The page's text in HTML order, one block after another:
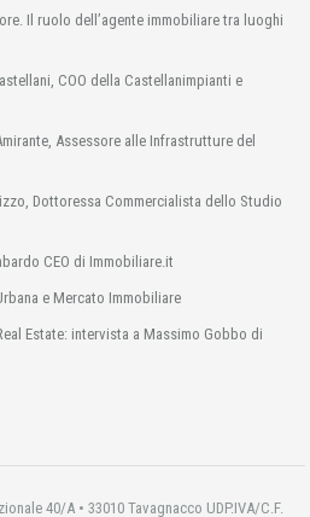
Il ruolo dell’agente immobiliare tra luoghi
COO della Castellanimpianti e
Assessore alle Infrastrutture del
Dottoressa Commercialista dello Studio
CEO di Immobiliare.it
e Mercato Immobiliare
Estate: intervista a Massimo Gobbo di
40/A • 33010 Tavagnacco UDP.IVA/C.F.